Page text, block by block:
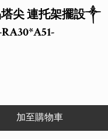
尖 連托架擺設༒
加至購物車